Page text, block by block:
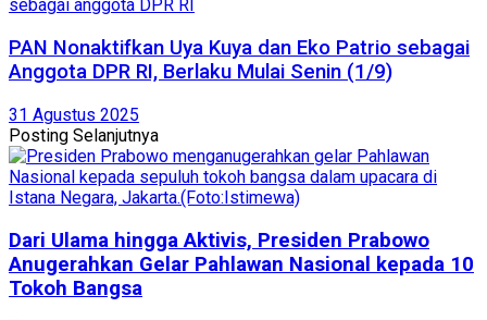
PAN Nonaktifkan Uya Kuya dan Eko Patrio sebagai
Anggota DPR RI, Berlaku Mulai Senin (1/9)
31 Agustus 2025
Posting Selanjutnya
Dari Ulama hingga Aktivis, Presiden Prabowo
Anugerahkan Gelar Pahlawan Nasional kepada 10
Tokoh Bangsa